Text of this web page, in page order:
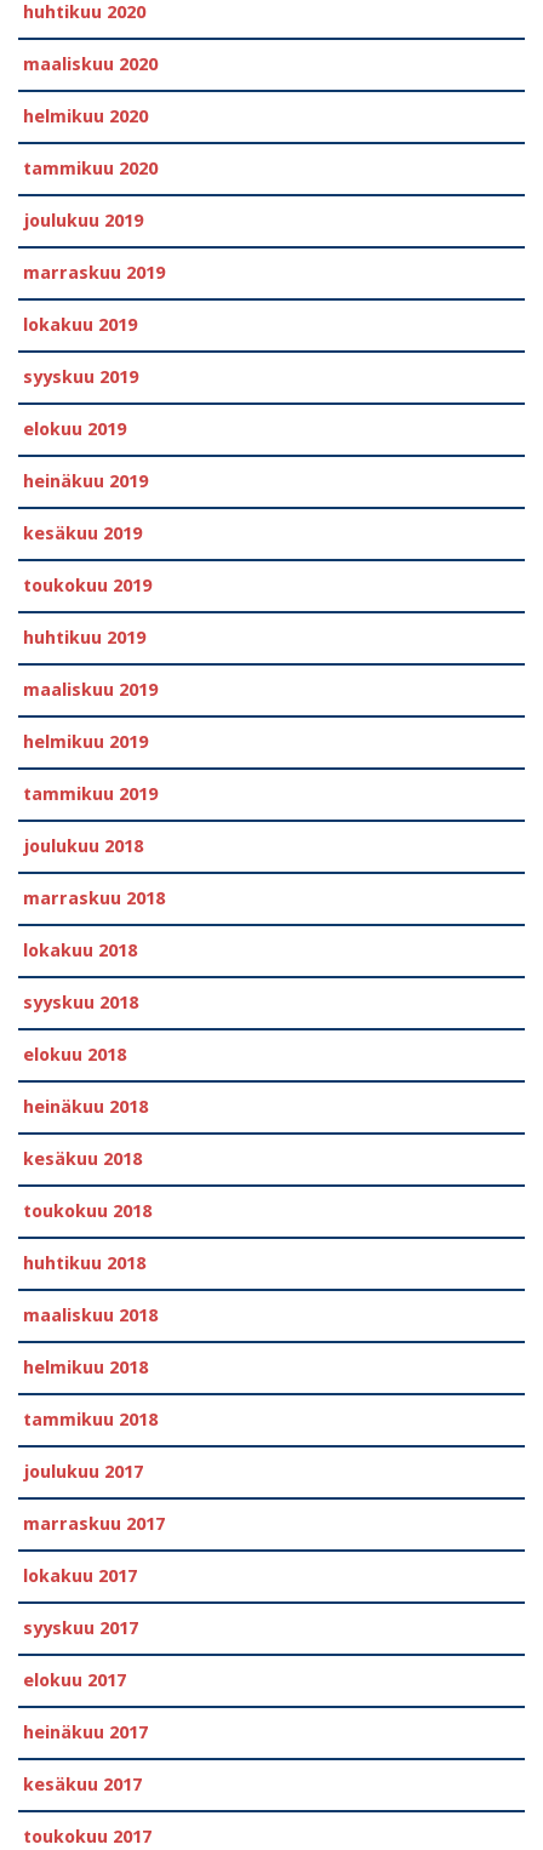
huhtikuu 2020
maaliskuu 2020
helmikuu 2020
tammikuu 2020
joulukuu 2019
marraskuu 2019
lokakuu 2019
syyskuu 2019
elokuu 2019
heinäkuu 2019
kesäkuu 2019
toukokuu 2019
huhtikuu 2019
maaliskuu 2019
helmikuu 2019
tammikuu 2019
joulukuu 2018
marraskuu 2018
lokakuu 2018
syyskuu 2018
elokuu 2018
heinäkuu 2018
kesäkuu 2018
toukokuu 2018
huhtikuu 2018
maaliskuu 2018
helmikuu 2018
tammikuu 2018
joulukuu 2017
marraskuu 2017
lokakuu 2017
syyskuu 2017
elokuu 2017
heinäkuu 2017
kesäkuu 2017
toukokuu 2017